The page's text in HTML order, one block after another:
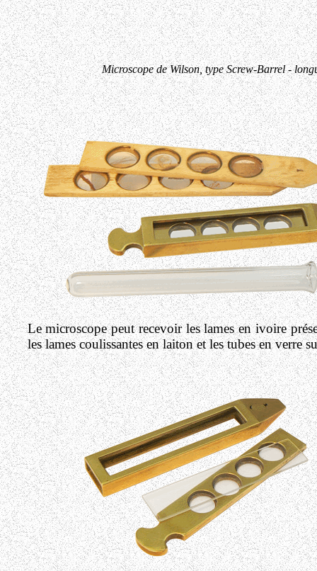
Microscope de Wilson, type Screw-Barrel -
Le microscope peut recevoir les lames en ivoire
les lames coulissantes en laiton et les tubes en verre